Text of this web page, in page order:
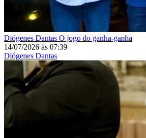
Diógenes Dantas O jogo do ganha-ganha
14/07/2026 às 07:39
Diógenes Dantas